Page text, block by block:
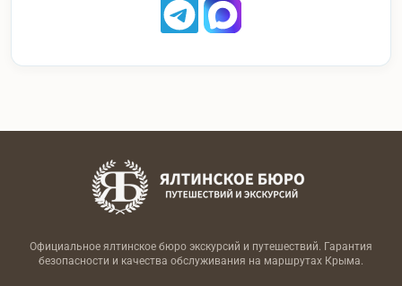
Официальное ялтинское бюро экскурсий и путешествий. Гарантия
безопасности и качества обслуживания на маршрутах Крыма.